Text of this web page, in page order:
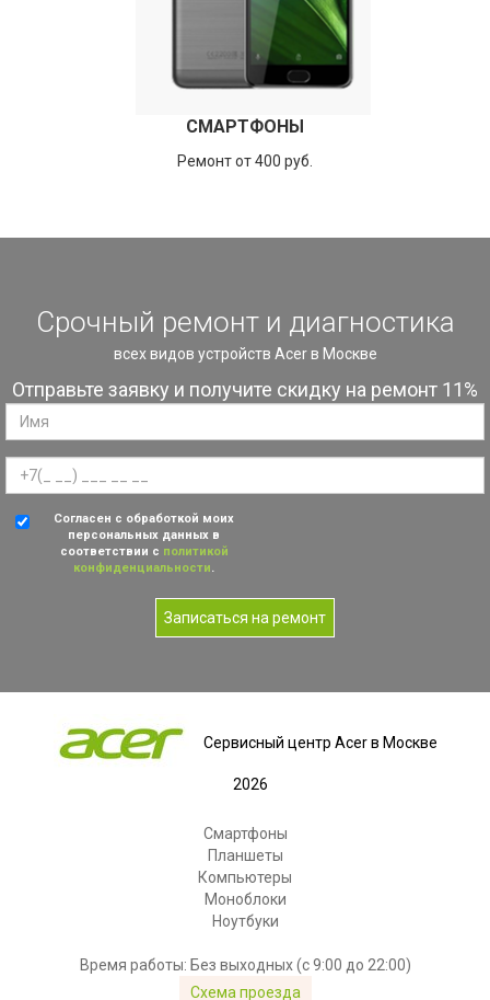
СМАРТФОНЫ
Ремонт от 400 руб.
Срочный ремонт и диагностика
всех видов устройств Acer в Москве
Отправьте заявку и получите скидку на ремонт 11%
Согласен с обработкой моих
персональных данных в
соответствии с политикой
конфиденциальности.
Записаться на ремонт
Сервисный центр Acer в Москве
2026
Смартфоны
Планшеты
Компьютеры
Моноблоки
Ноутбуки
Время работы: Без выходных (с 9:00 до 22:00)
Схема проезда